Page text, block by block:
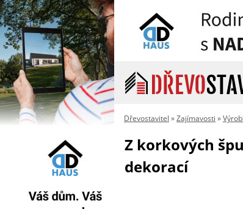
Dřevostavitel »Zajímavosti »
Z korkových
dekorací